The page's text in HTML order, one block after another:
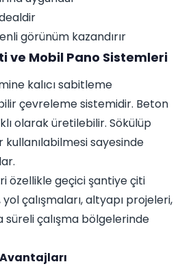
görünüm kazandırır
ve Mobil Pano Sistemleri
kalıcı sabitleme
çevreleme sistemidir. Beton
olarak üretilebilir. Sökülüp
sayesinde
özellikle geçici şantiye çiti
çalışmaları, altyapı projeleri,
süreli çalışma bölgelerinde